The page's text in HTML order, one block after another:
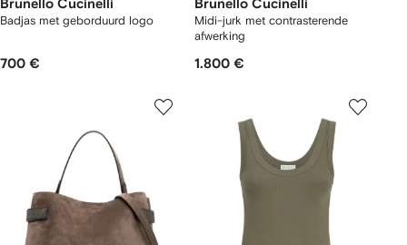
Brunello Cucinelli
Badjas met geborduurd logo
700 €
Brunello Cucinelli
Midi-jurk met contrasterende
afwerking
1.800 €